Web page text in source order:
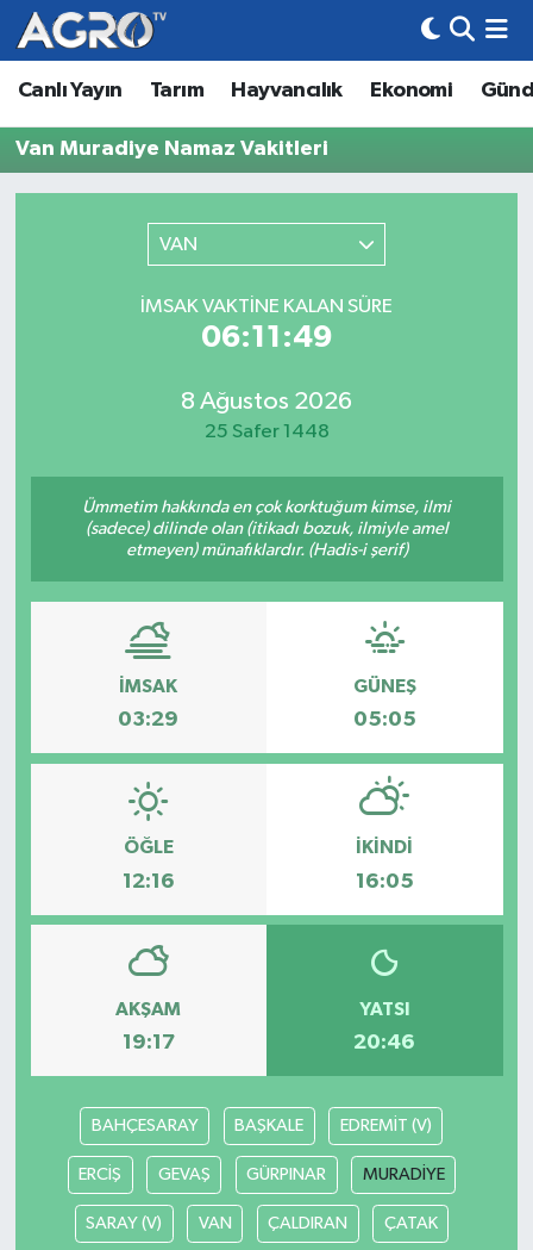
Canlı Yayın Tarım Hayvancılık Ekonomi
Van Muradiye Namaz Vakitleri
VAN
İMSAK VAKTINE KALAN SÜRE
06:11:49
8 Ağustos 2026
25 Safer 1448
Ümmetim hakkında en çok korktuğum kimse, ilmi
(sadece) dilinde olan (itikadı bozuk, ilmiyle amel
etmeyen) münafıklardır. (Hadis-i şerif)
İMSAK
03:29
GÜNEŞ
05:05
ÖĞLE
12:16
İKINDI
16:05
AKŞAM
19:17
YATSI
20:46
BAHÇESARAY BAŞKALE EDREMİT (V)
ERCİŞ GEVAŞ GÜRPINAR MURADİYE
SARAY (V) VAN ÇALDIRAN ÇATAK
Hava Durumu
Trafik Durumu
Tüm Manşetler
Son Dakika Haberleri